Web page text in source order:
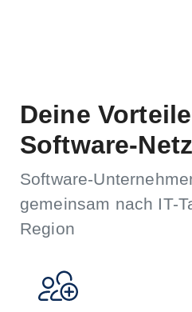
Deine
Software-
Software-
gemeinsam nach IT-
Region